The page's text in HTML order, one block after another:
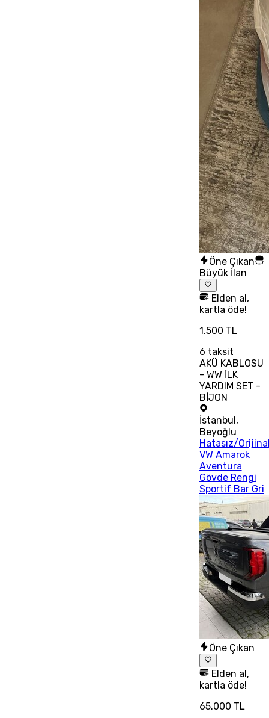
Öne Çıkan
Büyük İlan
Elden al,
kartla öde!
1.500 TL
6 taksit
AKÜ KABLOSU
- WW İLK
YARDIM SET -
BİJON
İstanbul ,
Beyoğlu
Hatasız/
VW Amarok
Aventura
Gövde Rengi
Sportif Bar Gri
Öne Çıkan
Elden al,
kartla öde!
65.000 TL